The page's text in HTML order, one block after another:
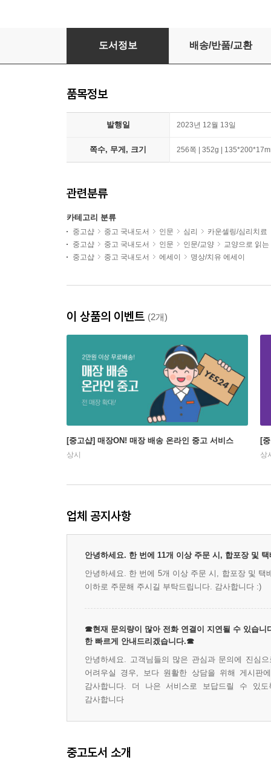
산책하듯 가볍게 (풀빛 에디션)
도서정보 배송/반품/교환
품목정보
발행일 2023년 12월 13일
쪽수, 무게, 크기 256쪽 | 352g |
관련분류
카테고리 분류
중고샵 중고 국내도서 인문 심리
카운셀링/심리치료
중고샵
중고 국내도서 인문 인문/교양
교양으로 읽는
중고샵
중고 국내도서 에세이 명상/치유 에세이
이 상품의 이벤트 (2개)
[중고샵] 매장ON! 매장 배송 온라인 중고 서비스
상시
[
상
업체 공지사항
안녕하세요. 한 번에 11개 이상 주문 시, 합포장 및
안녕하세요. 한 번에 5개 이상 주문 시, 합포장 및
이하로 주문해 주시길 부탁드립니다. 감사합니다 :)
☎현재 문의량이 많아 전화 연결이 지연될 수 있습니
한 빠르게 안내드리겠습니다.☎
안녕하세요. 고객님들의 많은 관심과 문의에 진심
어려우실 경우, 보다 원활한 상담을 위해 게시판
감사합니다. 더 나은 서비스로 보답드릴 수 있도
감사합니다
중고도서 소개